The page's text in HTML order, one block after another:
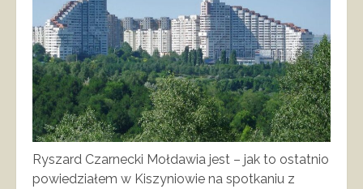
Ryszard Czarnecki Mołdawia jest – jak to ostatnio
powiedziałem w Kiszyniowie na spotkaniu z